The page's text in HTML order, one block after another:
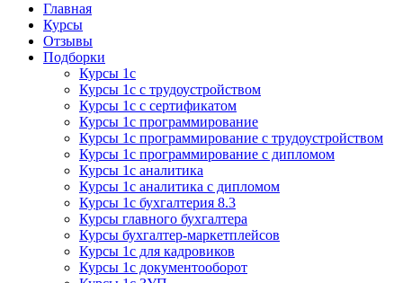
Курсы 1С
Курсы 1С официальная сертификация
Главная
Курсы
Отзывы
Подборки
Курсы 1с
Курсы 1с с трудоустройством
Курсы 1с с сертификатом
Курсы 1с программирование
Курсы 1с программирование с трудоустройством
Курсы 1с программирование с дипломом
Курсы 1с аналитика
Курсы 1с аналитика с дипломом
Курсы 1с бухгалтерия 8.3
Курсы главного бухгалтера
Курсы бухгалтер-маркетплейсов
Курсы 1с для кадровиков
Курсы 1с документооборот